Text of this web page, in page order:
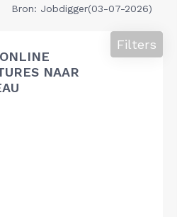
Bron: Jobdigger(03-07-2026)
NAAR
Filters